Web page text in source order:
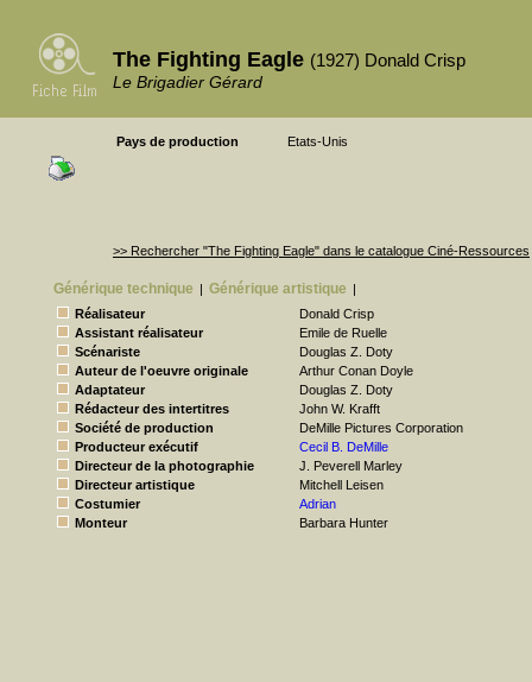
The Fighting Eagle (1927) Donald Crisp
Le Brigadier Gérard
Pays de production Etats-Unis
>> Rechercher "The Fighting Eagle" dans le catalogue Ciné-Ressources
Générique technique | Générique artistique |
Réalisateur
Donald Crisp
Assistant réalisateur
Emile de Ruelle
Scénariste
Douglas Z. Doty
Auteur de l'oeuvre originale
Arthur Conan Doyle
Adaptateur
Douglas Z. Doty
Rédacteur des intertitres
John W. Krafft
Société de production
DeMille Pictures Corporation
Producteur exécutif
Cecil B. DeMille
Directeur de la photographie
J. Peverell Marley
Directeur artistique
Mitchell Leisen
Costumier
Adrian
Monteur
Barbara Hunter